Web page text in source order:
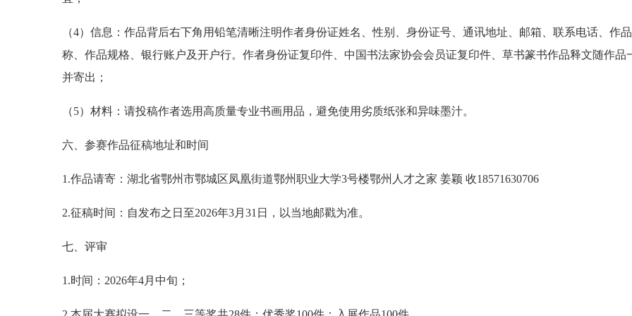
（4）信息：作品背后右下角用铅笔清晰注明作者身份证姓名、性别、身份证号、通讯地址、邮箱、联系电话、作
称、作品规格、银行账户及开户行。作者身份证复印件、中国书法家协会会员证复印件、草书篆书作品释文随作品
并寄出；
（5）材料：请投稿作者选用高质量专业书画用品，避免使用劣质纸张和异味墨汁。
六、参赛作品征稿地址和时间
1.作品请寄：湖北省鄂州市鄂城区凤凰街道鄂州职业大学3号楼鄂州人才之家 姜颖 收18571630706
2.征稿时间：自发布之日至2026年3月31日，以当地邮戳为准。
七、评审
1.时间：2026年4月中旬；